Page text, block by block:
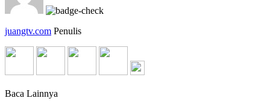
juangtv.com Penulis
Baca Lainnya